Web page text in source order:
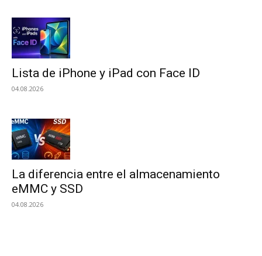
Lista de iPhone y iPad con Face ID
04.08.2026
La diferencia entre el almacenamiento
eMMC y SSD
04.08.2026